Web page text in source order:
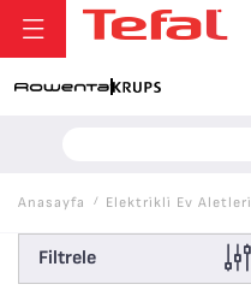
Anasayfa / Elektri̇kli̇ Ev Aletleri̇
Filtrele